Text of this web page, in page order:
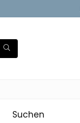
Suchen